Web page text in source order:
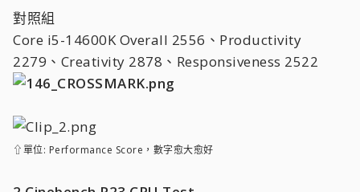
對照組
Core i5-14600K Overall 2556、Productivity
2279、Creativity 2878、Responsiveness 2522
⇧單位: Performance Score，數字愈大愈好